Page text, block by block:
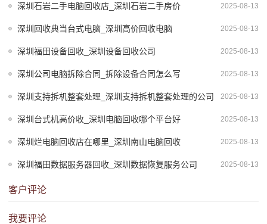
2025-08-13
深圳石岩二手电脑回收店_深圳石岩二手房价
2025-08-13
深圳回收典当台式电脑_深圳高价回收电脑
2025-08-13
深圳福田设备回收_深圳设备回收公司
2025-08-13
深圳公司电脑拆除合同_拆除设备合同怎么写
2025-08-13
深圳支持拆机整套处理_深圳支持拆机整套处理的公司
2025-08-13
深圳台式机高价收_深圳电脑回收哪个平台好
2025-08-13
深圳烂电脑回收店在哪里_深圳南山电脑回收
2025-08-13
深圳福田数据服务器回收_深圳数据恢复服务公司
客户评论
我要评论